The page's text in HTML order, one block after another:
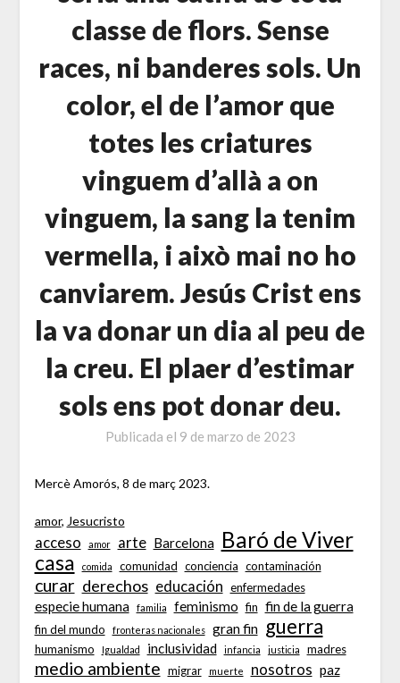
classe de flors. Sense
races, ni banderes sols. Un
color, el de l’amor que
totes les criatures
vinguem d’allà a on
vinguem, la sang la tenim
vermella, i això mai no ho
canviarem. Jesús Crist ens
la va donar un dia al peu de
la creu. El plaer d’estimar
sols ens pot donar deu.
Publicada el 9 de marzo de 2023
Mercè Amorós, 8 de març 2023.
amor, Jesucristo
acceso amor arte Barcelona Baró de Viver
casa comida comunidad conciencia contaminación
curar derechos educación enfermedades
especie humana familia feminismo fin fin de la guerra
fin del mundo fronteras nacionales gran fin guerra
humanismo Igualdad inclusividad infancia justicia madres
medio ambiente migrar muerte nosotros paz